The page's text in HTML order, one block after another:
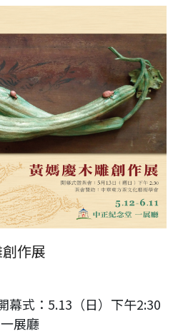
作展
幕式：5.13（日）下午2:30
展廳